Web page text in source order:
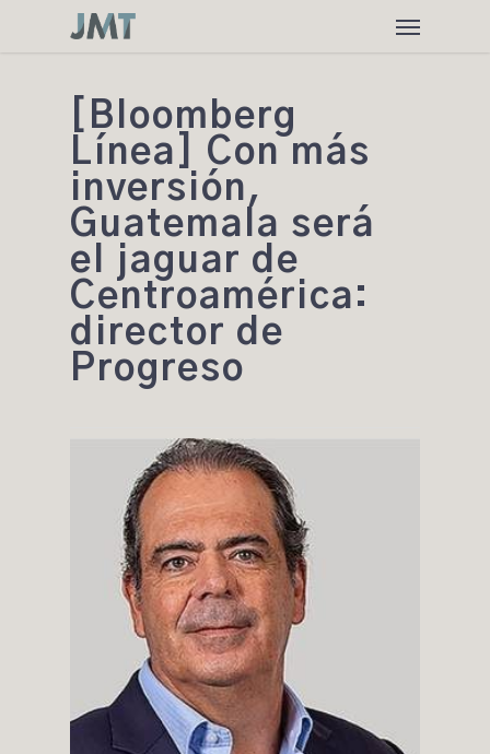
[Bloomberg
Línea] Con más
inversión,
Guatemala será
el jaguar de
Centroamérica:
director de
Progreso